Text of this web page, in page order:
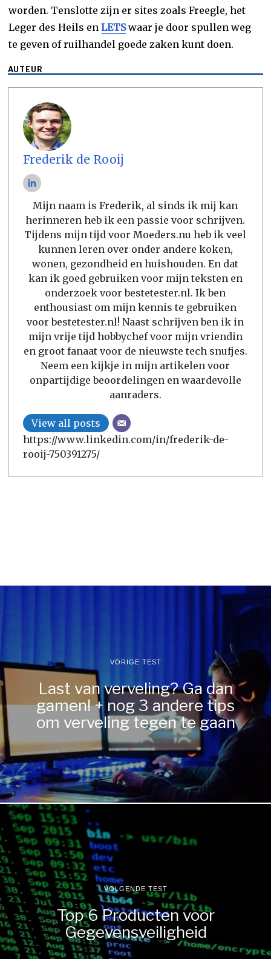
worden. Tenslotte zijn er sites zoals Freegle, het
Leger des Heils enLETSwaar je door spullen weg
te geven of ruilhandel goede zaken kunt doen.
AUTEUR
Frederik de Rooij
Mijn naam is Frederik, al sinds ik mij kan
herinneren heb ik een passie voor schrijven.
Tijdens mijn tijd voor Moeders.nu heb ik veel
kunnen leren over onder andere koken,
wonen, gezondheid en huishouden. En dat
kan ik goed gebruiken voor mijn teksten en
onderzoek voor bestetester.nl. Ik ben
enthousiast om mijn kennis te gebruiken
voor bestetester.nl! Naast schrijven ben ik in
mijn vrije tijd hobbychef voor mijn vriendin
en groot fanaat voor de nieuwste tech snufjes.
Neem een kijkje in mijn artikelen voor
onpartijdige beoordelingen en waardevolle
aanraders.
View all posts
https://www.linkedin.com/in/frederik-de-
rooij-750391275/
VORIGE TEST
Last van verveling? Ga dan
gamen! + nog 3 andere tips
om verveling tegen te gaan
VOLGENDE TEST
Top 6 Producten voor
Gegevensveiligheid